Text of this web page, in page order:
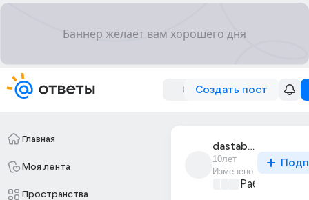
Создать пост
Главная
Моя лента
Пространства
dastabn_gyjhfk
10лет
Изменено
Работа и ее